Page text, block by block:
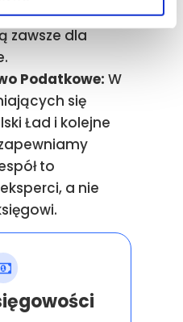
drzwi na
zawsze dla
Podatkowe: W
się
Ład i kolejne
to
a nie